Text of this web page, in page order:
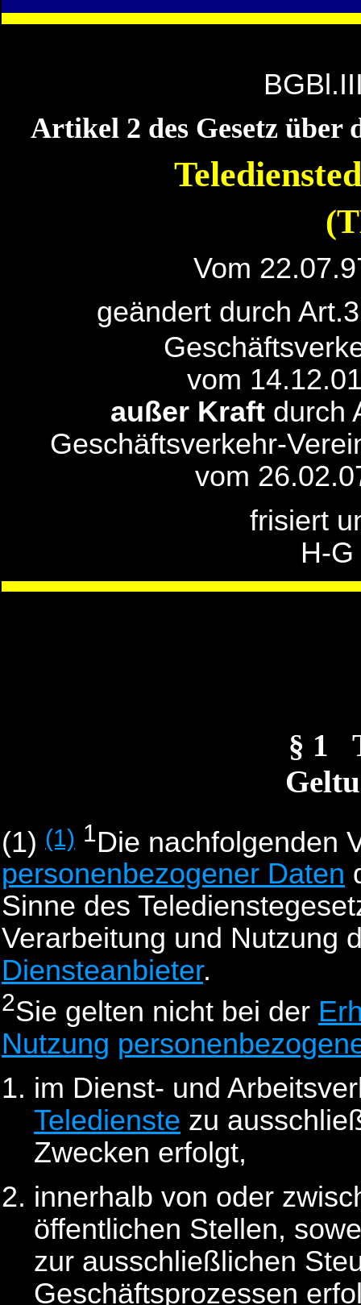
Artikel 2 des Gesetz über
Vom
geändert durch
vom
außer Kraft durch
Geschäftsverkehr-
vom
frisiert
H-
§ 1
(1) (1) 1Die nachfolgenden
personenbezogener Daten
Sinne des
Verarbeitung und Nutzung
Diensteanbieter.
2Sie gelten nicht bei der
Nutzung
im Dienst- und
Teledienste zu
Zwecken erfolgt,
innerhalb von oder
öffentlichen Stellen,
zur ausschließlichen
Geschäftsprozessen